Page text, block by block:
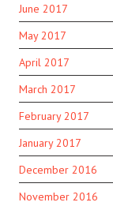
June 2017
May 2017
April 2017
March 2017
February 2017
January 2017
December 2016
November 2016